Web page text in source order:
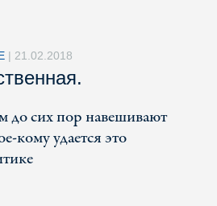
| 21.02.2018
сих пор навешивают
кому удается это